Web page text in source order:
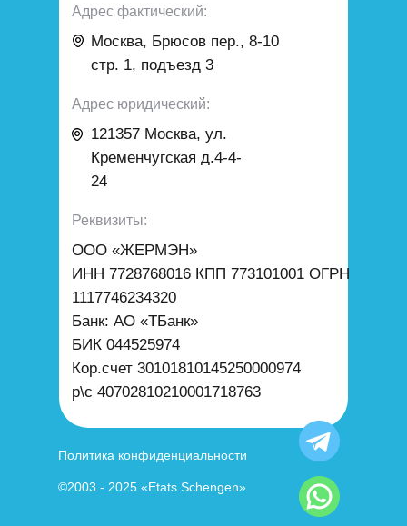
ООО «ЖЕРМЭН»
ИНН 7728768016 КПП 773101001 ОГРН
1117746234320
Банк: АО «ТБанк»
БИК 044525974
Кор.счет 30101810145250000974
р\с 40702810210001718763
Москва, Брюсов пер., 8-10
стр. 1, подъезд 3
121357 Москва, ул.
Кременчугская д.4-4-
24
Адрес юридический:
Адрес фактический:
Реквизиты:
©2003 - 2025 «Etats Schengen»
Политика конфиденциальности